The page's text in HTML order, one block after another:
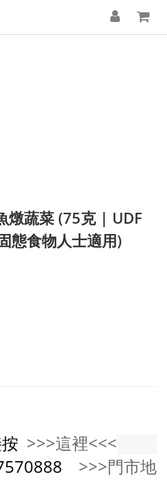
燉蔬菜 (75克 | UDF
態食物人士適用)
>>>這裡<<<
>>>門市地